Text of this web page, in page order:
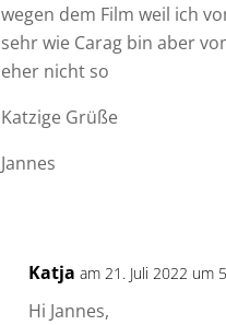
wegen dem Film weil ich
sehr wie Carag bin aber
eher nicht so
Katzige Grüße
Jannes
Katja am 21. Juli 2022 um
Hi Jannes,